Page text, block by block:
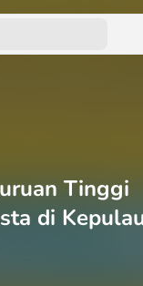
Tinggi
di